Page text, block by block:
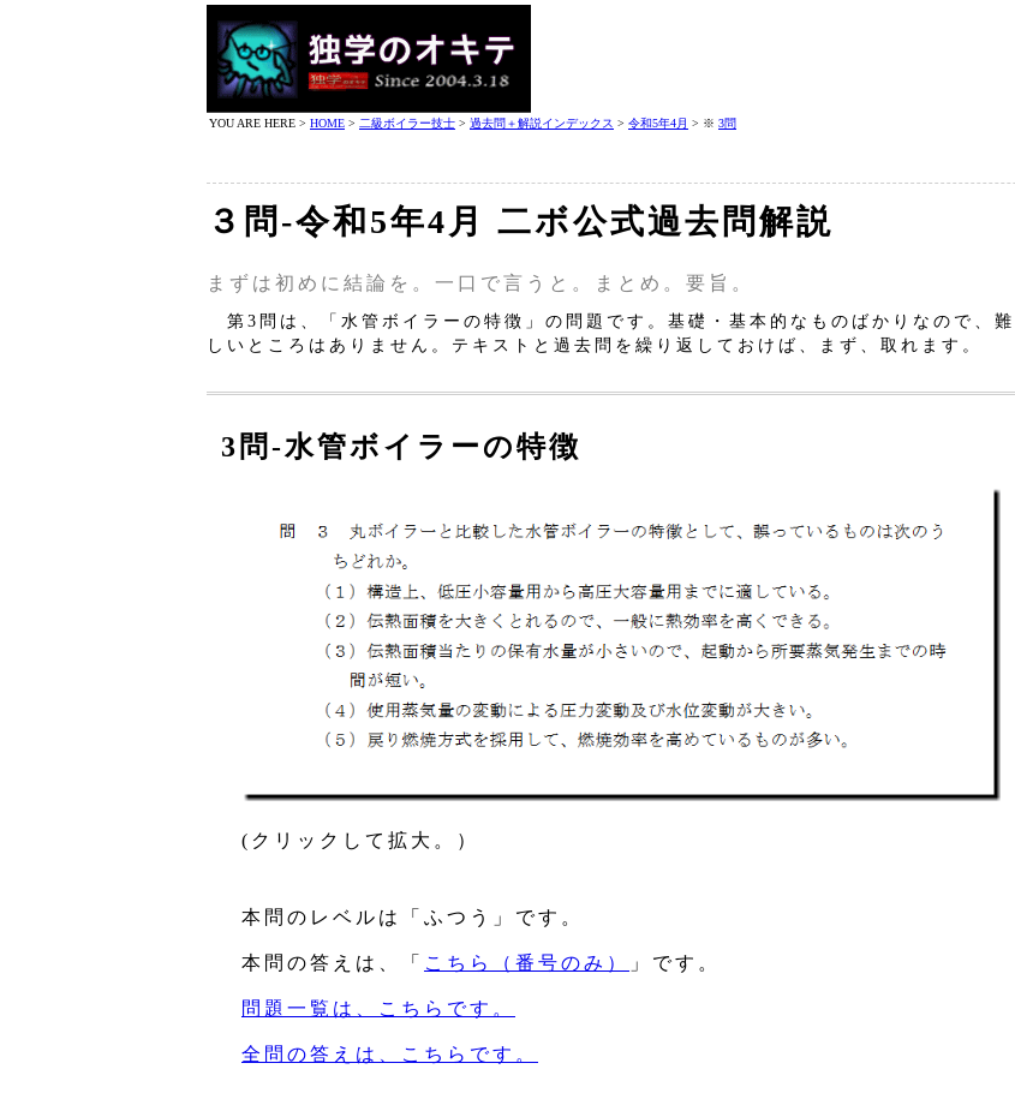
YOU ARE HERE > HOME > 二級ボイラー技士 > 過去問＋解説インデックス > 令和5年4月 > ※ 3問
３問‐令和5年4月 二ボ公式過去問解説
まずは初めに結論を。一口で言うと。まとめ。要旨。
第3問は、「水管ボイラーの特徴」の問題です。基礎・基本的なものばかりなので、難
しいところはありません。テキストと過去問を繰り返しておけば、まず、取れます。
3問‐水管ボイラーの特徴
(クリックして拡大。）
本問のレベルは「ふつう」です。
本問の答えは、「 こちら（番号のみ） 」です。
問題一覧は、こちらです。
全問の答えは、こちらです。